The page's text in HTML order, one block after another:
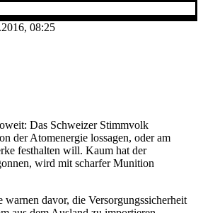
08:25
Das Schweizer Stimmvolk
der Atomenergie lossagen, oder am
festhalten will. Kaum hat der
wird mit scharfer Munition
davor, die Versorgungssicherheit